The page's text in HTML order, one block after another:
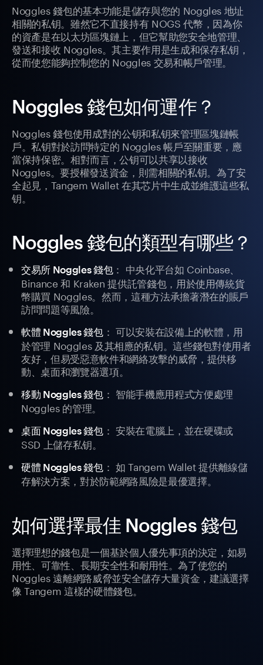
Noggles 錢包的基本功能是儲存與您的 Noggles 地址
相關的私钥。雖然它不直接持有 NOGS 代幣，因為你
的資產是在以太坊區塊鏈上，但它幫助您安全地管理、
發送和接收 Noggles。其主要作用是生成和保存私钥，
從而使您能夠控制您的 Noggles 交易和帳戶管理。
Noggles 錢包如何運作？
Noggles 錢包使用成對的公钥和私钥來管理區塊鏈帳
戶。私钥對於訪問特定的 Noggles 帳戶至關重要，應
當保持保密。相對而言，公钥可以共享以接收
Noggles。要授權發送資金，則需相關的私钥。為了安
全起見，Tangem Wallet 在其芯片中生成並維護這些私
钥。
Noggles 錢包的類型有哪些？
交易所 Noggles 錢包： 中央化平台如 Coinbase、
Binance 和 Kraken 提供託管錢包，用於使用傳統貨
幣購買 Noggles。然而，這種方法承擔著潛在的賬戶
訪問問題等風險。
軟體 Noggles 錢包： 可以安裝在設備上的軟體，用
於管理 Noggles 及其相應的私钥。這些錢包對使用者
友好，但易受惡意軟件和網絡攻擊的威脅，提供移
動、桌面和瀏覽器選項。
移動 Noggles 錢包： 智能手機應用程式方便處理
Noggles 的管理。
桌面 Noggles 錢包： 安裝在電腦上，並在硬碟或
SSD 上儲存私钥。
硬體 Noggles 錢包： 如 Tangem Wallet 提供離線儲
存解決方案，對於防範網路風險是最優選擇。
如何選擇最佳 Noggles 錢包
選擇理想的錢包是一個基於個人優先事項的決定，如易
用性、可靠性、長期安全性和耐用性。為了使您的
Noggles 遠離網路威脅並安全儲存大量資金，建議選擇
像 Tangem 這樣的硬體錢包。